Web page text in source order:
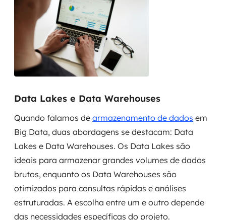
Data Lakes e Data Warehouses
Quando falamos de armazenamento de dados em
Big Data, duas abordagens se destacam: Data
Lakes e Data Warehouses. Os Data Lakes são
ideais para armazenar grandes volumes de dados
brutos, enquanto os Data Warehouses são
otimizados para consultas rápidas e análises
estruturadas. A escolha entre um e outro depende
das necessidades específicas do projeto.